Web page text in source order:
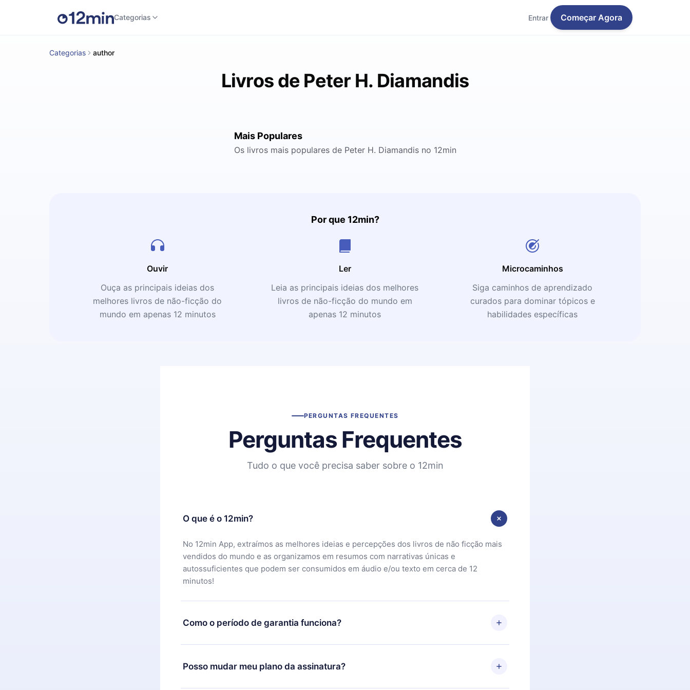
Categorias Entrar Começar Agora
Categorias author
Livros de Peter H. Diamandis
Mais Populares
Os livros mais populares de Peter H. Diamandis no 12min
Por que 12min?
Ouvir
Ouça as principais ideias dos
melhores livros de não-ficção do
mundo em apenas 12 minutos
Ler
Leia as principais ideias dos melhores
livros de não-ficção do mundo em
apenas 12 minutos
Microcaminhos
Siga caminhos de aprendizado
curados para dominar tópicos e
habilidades específicas
PERGUNTAS FREQUENTES
Perguntas Frequentes
Tudo o que você precisa saber sobre o 12min
O que é o 12min?
No 12min App, extraímos as melhores ideias e percepções dos livros de não ficção mais
vendidos do mundo e as organizamos em resumos com narrativas únicas e
autossuficientes que podem ser consumidos em áudio e/ou texto em cerca de 12
minutos!
Como o período de garantia funciona?
Você pode baixar nosso aplicativo e começar a aproveitar nossa biblioteca. Se por algum
motivo não ficar satisfeito com nossa plataforma, basta entrar em contato com nossa
equipe de suporte (contato@12min.com) em até 7 dias após a compra e solicitar o
Posso mudar meu plano da assinatura?